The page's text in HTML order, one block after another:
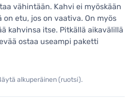
vähintään. Kahvi ei myöskään
etu, jos on vaativa. On myös
kahvinsa itse. Pitkällä aikavälillä
ostaa useampi paketti
alkuperäinen (ruotsi).